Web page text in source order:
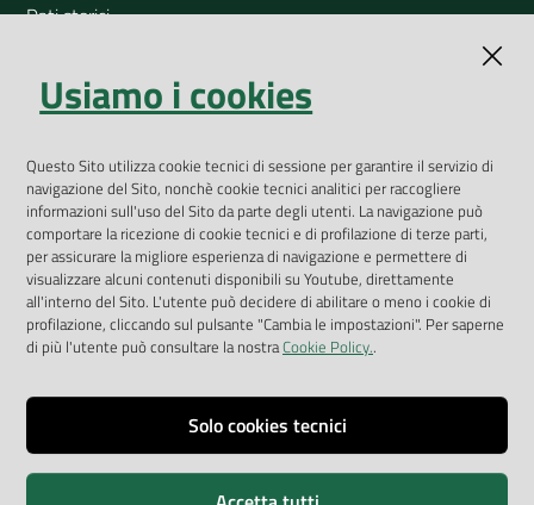
Dati storici
Open Data
App Arpav
Rapporti regionali annuali
Le Infografiche
Dispenser dati
Vai alla pagina
Privacy
Usiamo i cookies
Questo Sito utilizza cookie tecnici di sessione per garantire il servizio di
navigazione del Sito, nonchè cookie tecnici analitici per raccogliere
informazioni sull'uso del Sito da parte degli utenti. La navigazione può
comportare la ricezione di cookie tecnici e di profilazione di terze parti,
per assicurare la migliore esperienza di navigazione e permettere di
visualizzare alcuni contenuti disponibili su Youtube, direttamente
all'interno del Sito. L'utente può decidere di abilitare o meno i cookie di
profilazione, cliccando sul pulsante "Cambia le impostazioni". Per saperne
di più l'utente può consultare la nostraCookie Policy..
Solo cookies tecnici